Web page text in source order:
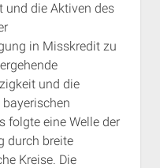
und die Aktiven des
in Misskredit zu
und die
folgte eine Welle der
durch breite
Kreise. Die